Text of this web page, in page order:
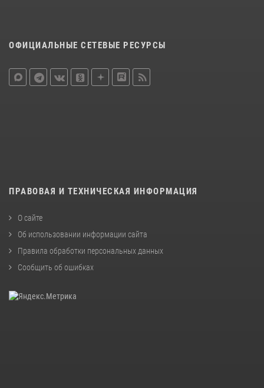
ОФИЦИАЛЬНЫЕ СЕТЕВЫЕ РЕСУРСЫ
ПРАВОВАЯ И ТЕХНИЧЕСКАЯ ИНФОРМАЦИЯ
О сайте
Об использовании информации сайта
Правила обработки персональных данных
Сообщить об ошибках